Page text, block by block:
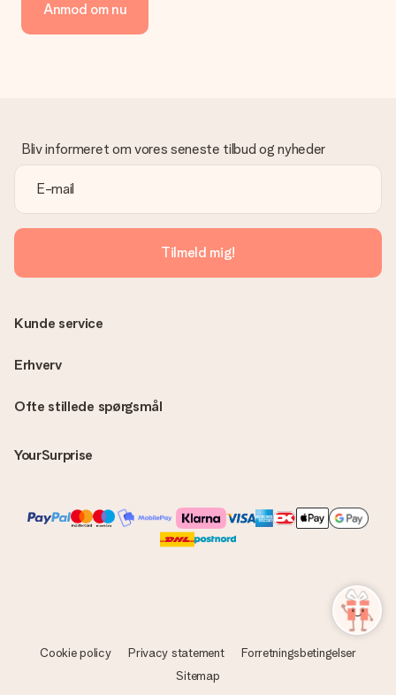
Anmod om nu
Bliv informeret om vores seneste tilbud og nyheder
Tilmeld mig!
Ofte stillede spørgsmål
YourSurprise
Kunde service
Erhverv
Cookie policy Privacy statement
Forretningsbetingelser
Sitemap